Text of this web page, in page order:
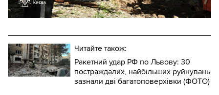
Читайте також:
Ракетний удар РФ по Львову: 30
постраждалих, найбільших руйнувань
зазнали дві багатоповерхівки (ФОТО)